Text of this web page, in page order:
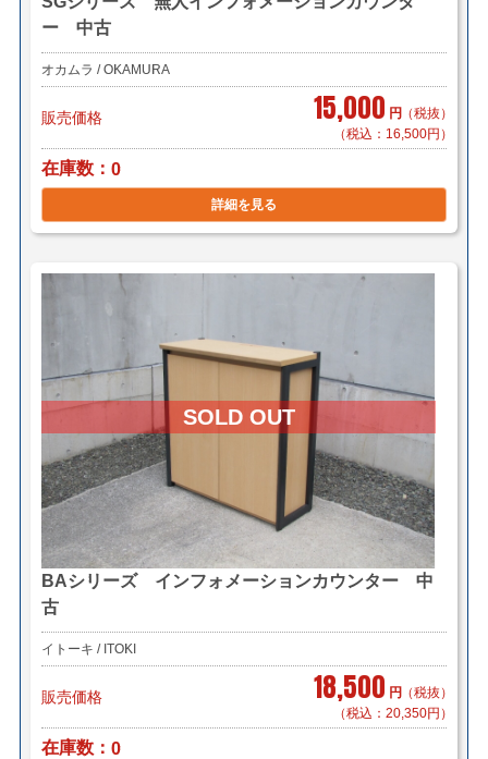
ー 中古
オカムラ / OKAMURA
販売価格 15,000 円 （税抜）
（税込：16,500円）
在庫数 0
詳細を見る
BAシリーズ インフォメーションカウンター 中
古
イトーキ / ITOKI
販売価格 18,500 円 （税抜）
（税込：20,350円）
在庫数 0